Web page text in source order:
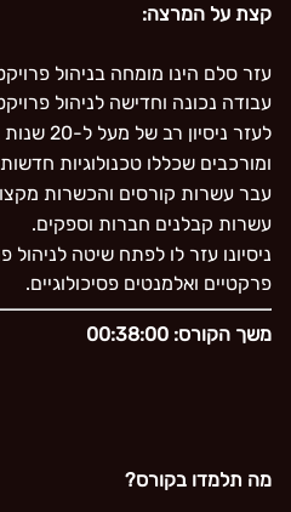
קצת על המרצה:
עזר סלם הינו מומחה בניהול
עבודה נכונה וחדישה לניהול
לעזר
ומורכבים שכללו טכנולוגיות
עבר עשרות קורסים והכשרות
עשרות קבלנים חברות וספקים.
ניסיונו עזר לו לפתח שיטה
פרקטיים ואלמנטים פסיכולוגיים.
משך הקורס: 00:38:00
מה תלמדו בקורס?